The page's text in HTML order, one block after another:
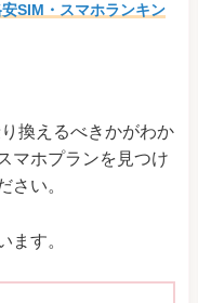
SIM・スマホランキン
換えるべきかがわか
マホプランを見つけ
さい。
ます。